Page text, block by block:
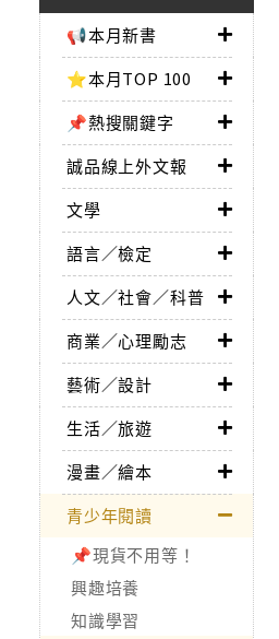
📢本月新書
⭐本月TOP 100
📌熱搜關鍵字
誠品線上外文報
文學
語言／檢定
人文／社會／科普
商業／心理勵志
藝術／設計
生活／旅遊
漫畫／繪本
青少年閱讀
📌現貨不用等！
興趣培養
知識學習